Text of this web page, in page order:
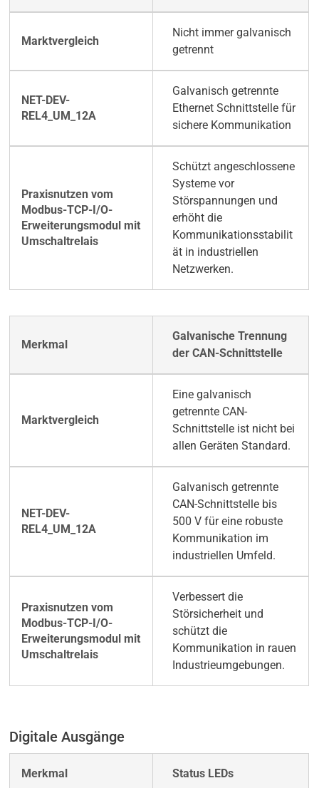
Nicht immer galvanisch
getrennt
Galvanisch getrennte
Ethernet Schnittstelle für
sichere Kommunikation
Schützt angeschlossene
Systeme vor
Störspannungen und
erhöht die
Kommunikationsstabilit
ät in industriellen
Netzwerken.
Galvanische Trennung
der CAN-Schnittstelle
Eine galvanisch
getrennte CAN-
Schnittstelle ist nicht bei
allen Geräten Standard.
Galvanisch getrennte
CAN-Schnittstelle bis
500 V für eine robuste
Kommunikation im
industriellen Umfeld.
Verbessert die
Störsicherheit und
schützt die
Kommunikation in rauen
Industrieumgebungen.
Digitale Ausgänge
Status LEDs